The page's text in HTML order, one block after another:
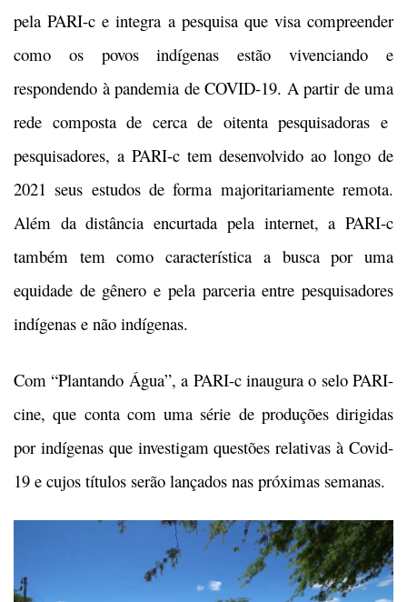
pela PARI-c e integra a pesquisa que visa compreender
como os povos indígenas estão vivenciando e
respondendo à pandemia de COVID-19. A partir de uma
rede composta de cerca de oitenta pesquisadoras e
pesquisadores, a PARI-c tem desenvolvido ao longo de
2021 seus estudos de forma majoritariamente remota.
Além da distância encurtada pela internet, a PARI-c
também tem como característica a busca por uma
equidade de gênero e pela parceria entre pesquisadores
indígenas e não indígenas.
Com “Plantando Água”, a PARI-c inaugura o selo PARI-
cine, que conta com uma série de produções dirigidas
por indígenas que investigam questões relativas à Covid-
19 e cujos títulos serão lançados nas próximas semanas.